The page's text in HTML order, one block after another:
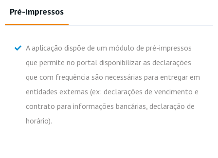
Pré-impressos
A aplicação dispõe de um módulo de pré-impressos
que permite no portal disponibilizar as declarações
que com frequência são necessárias para entregar em
entidades externas (ex: declarações de vencimento e
contrato para informações bancárias, declaração de
horário).